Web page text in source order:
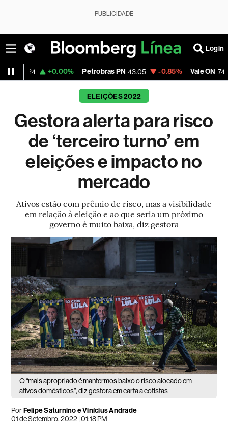
PUBLICIDADE
Login
+0.00% Petrobras PN 43.05 -0.85% Vale ON 74.64 -
ELEIÇÕES 2022
Gestora alerta para risco
de ‘terceiro turno’ em
eleições e impacto no
mercado
Ativos estão com prêmio de risco, mas a visibilidade
em relação à eleição e ao que seria um próximo
governo é muito baixa, diz gestora
O “mais apropriado é mantermos baixo o risco alocado em
ativos domésticos”, diz gestora em carta a cotistas
PorFelipe Saturnino e Vinícius Andrade
01 de Setembro, 2022 | 01:18 PM